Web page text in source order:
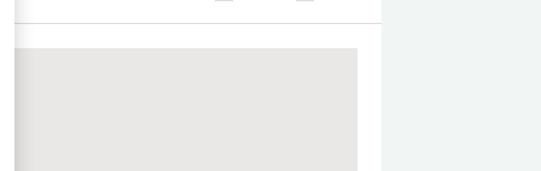
2. 8.
8.
8. 2026